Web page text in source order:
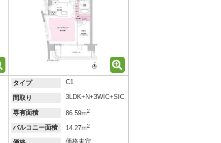
タイプ C1
間取り 3LDK+N+3WIC+SIC
専有面積 86.59m2
バルコニー面積 14.27m2
価格未定